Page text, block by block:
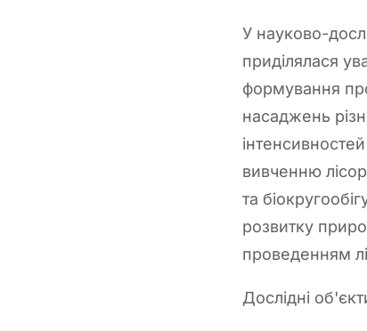
У науково-
приділялася
формування
насаджень
вивченню
та
розвитку
проведенням
Дослідні